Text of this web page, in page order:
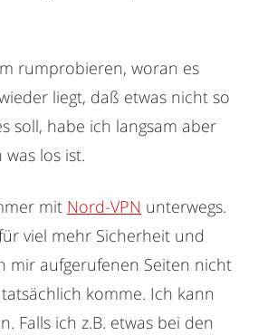
rumprobieren, woran es
liegt, daß etwas nicht so
soll, habe ich langsam aber
los ist.
mit Nord-VPN unterwegs.
viel mehr Sicherheit und
mir aufgerufenen Seiten nicht
komme. Ich kann
Falls ich z.B. etwas bei den